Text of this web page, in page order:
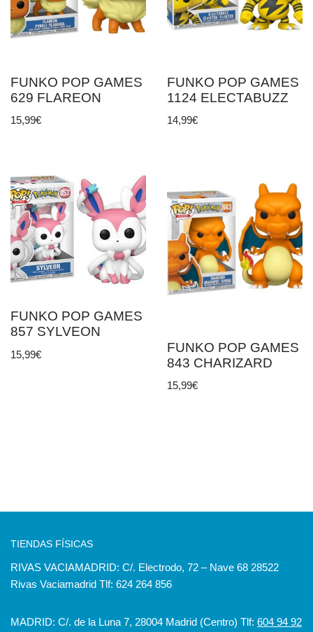
FUNKO POP GAMES
629 FLAREON
15,99€
FUNKO POP GAMES
1124 ELECTABUZZ
14,99€
FUNKO POP GAMES
857 SYLVEON
15,99€
FUNKO POP GAMES
843 CHARIZARD
15,99€
TIENDAS FÍSICAS
RIVAS VACIAMADRID: C/. Electrodo, 72 – Nave 68 28522
Rivas Vaciamadrid Tlf: 624 264 856
MADRID: C/. de la Luna 7, 28004 Madrid (Centro) Tlf: 604 94 92